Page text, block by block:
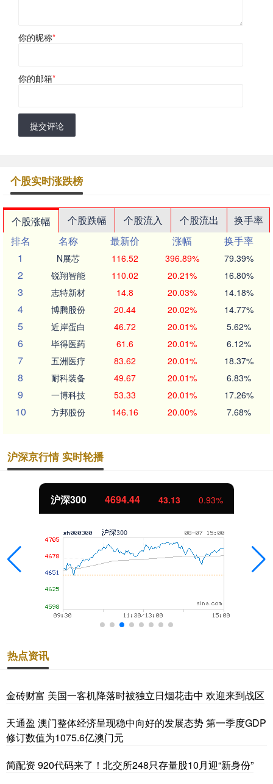
你的昵称*
你的邮箱*
提交评论
个股实时涨跌榜
个股涨幅 个股跌幅 个股流入 个股流出
换手率
排名
名称 最新价 涨幅
换手率
1
N展芯 116.52 396.89% 79.39%
2 锐翔智能 110.02 20.21% 16.80%
3 志特新材 14.8 20.03% 14.18%
4 博腾股份 20.44 20.02% 14.77%
5 近岸蛋白 46.72 20.01% 5.62%
6 毕得医药 61.6 20.01% 6.12%
7 五洲医疗 83.62 20.01% 18.37%
8 耐科装备 49.67 20.01% 6.83%
9 一博科技 53.33 20.01% 17.26%
10 方邦股份 146.16 20.00% 7.68%
沪深京行情 实时轮播
沪深300 4694.44 43.13 0.93%
热点资讯
金砖财富 美国一客机降落时被独立日烟花击中 欢迎来到战区
天通盈 澳门整体经济呈现稳中向好的发展态势 第一季度GDP
修订数值为1075.6亿澳门元
简配资 920代码来了！北交所248只存量股10月迎“新身份”